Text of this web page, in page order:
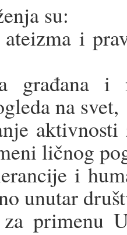
su:
i
građana i
na svet,
aktivnosti
ličnog
i
unutar
primenu